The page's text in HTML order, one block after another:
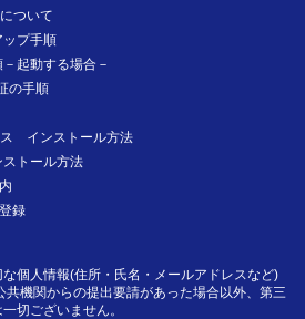
ついて
プ手順
起動する場合－
の手順
ス インストール方法
トール方法
録
個人情報(住所・氏名・メールアドレスなど)
共機関からの提出要請があった場合以外、第三
切ございません。